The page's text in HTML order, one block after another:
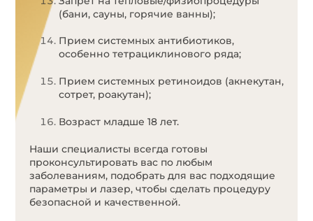
(бани, сауны, горячие ванны);
Прием системных антибиотиков,
особенно тетрациклинового ряда;
Прием системных ретиноидов (акнекутан,
сотрет, роакутан);
Возраст младше 18 лет.
Наши специалисты всегда готовы
проконсультировать вас по любым
заболеваниям, подобрать для вас подходящие
параметры и лазер, чтобы сделать процедуру
безопасной и качественной.